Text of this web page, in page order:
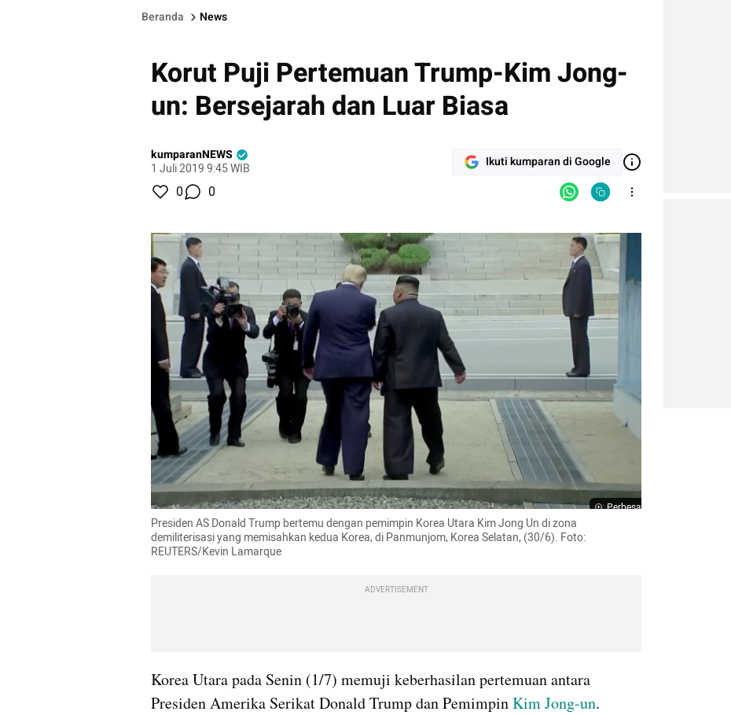
Beranda News
Korut Puji Pertemuan Trump-Kim Jong-
un: Bersejarah dan Luar Biasa
kumparanNEWS
1 Juli 2019 9:45 WIB
Ikuti kumparan di Google
0 0
Perbesar
Presiden AS Donald Trump bertemu dengan pemimpin Korea Utara Kim Jong Un
demiliterisasi yang memisahkan kedua Korea, di Panmunjom, Korea Selatan, (30/6). Foto:
REUTERS/Kevin Lamarque
ADVERTISEMENT
Korea Utara pada Senin (1/7) memuji keberhasilan pertemuan antara
Presiden Amerika Serikat Donald Trump dan Pemimpin Kim Jong-un.